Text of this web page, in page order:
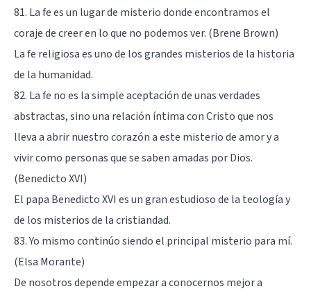
81. La fe es un lugar de misterio donde encontramos el
coraje de creer en lo que no podemos ver. (Brene Brown)
La fe religiosa es uno de los grandes misterios de la historia
de la humanidad.
82. La fe no es la simple aceptación de unas verdades
abstractas, sino una relación íntima con Cristo que nos
lleva a abrir nuestro corazón a este misterio de amor y a
vivir como personas que se saben amadas por Dios.
(Benedicto XVI)
El papa Benedicto XVI es un gran estudioso de la teología y
de los misterios de la cristiandad.
83. Yo mismo continúo siendo el principal misterio para mí.
(Elsa Morante)
De nosotros depende empezar a conocernos mejor a